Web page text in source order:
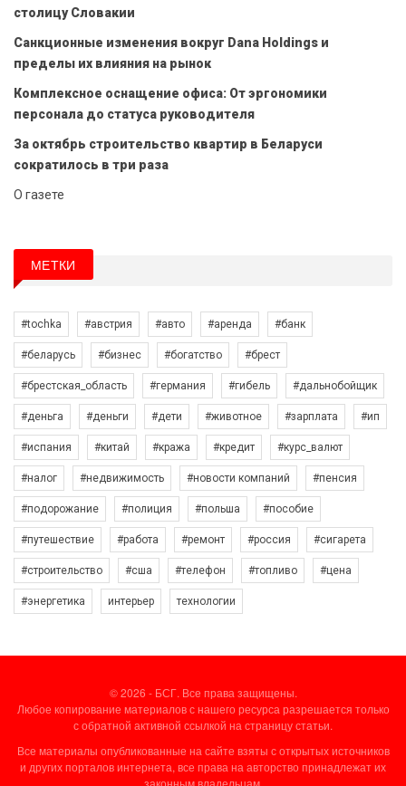
столицу Словакии
Санкционные изменения вокруг Dana Holdings и
пределы их влияния на рынок
Комплексное оснащение офиса: От эргономики
персонала до статуса руководителя
За октябрь строительство квартир в Беларуси
сократилось в три раза
О газете
МЕТКИ
#tochka #австрия #авто #аренда #банк
#беларусь #бизнес #богатство #брест
#брестская_область #германия #гибель #дальнобойщик
#деньга #деньги #дети #животное #зарплата #ип
#испания #китай #кража #кредит #курс_валют
#налог #недвижимость #новости компаний #пенсия
#подорожание #полиция #польша #пособие
#путешествие #работа #ремонт #россия #сигарета
#строительство #сша #телефон #топливо #цена
#энергетика интерьер технологии
© 2026 - БСГ. Все права защищены.
Любое копирование материалов с нашего ресурса разрешается только
с обратной активной ссылкой на страницу статьи.
Все материалы опубликованные на сайте взяты с открытых источников
и других порталов интернета, все права на авторство принадлежат их
законным владельцам.